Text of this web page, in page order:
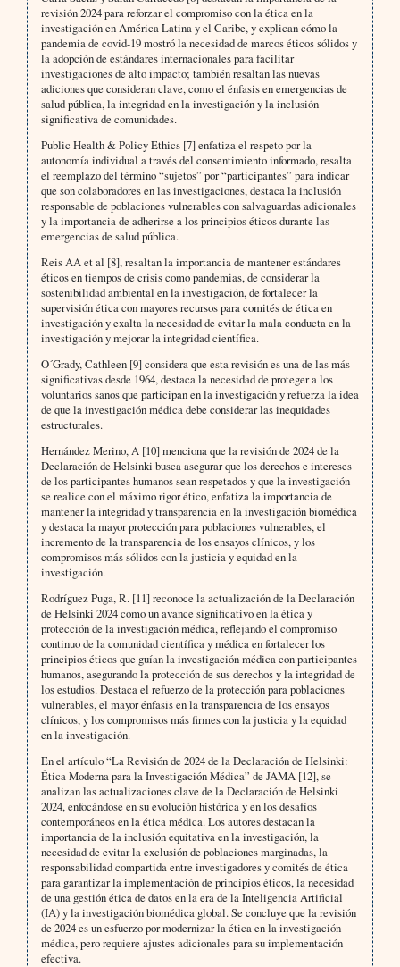
revisión 2024 para reforzar el compromiso con la ética en la
investigación en América Latina y el Caribe, y explican cómo la
pandemia de covid-19 mostró la necesidad de marcos éticos sólidos y
la adopción de estándares internacionales para facilitar
investigaciones de alto impacto; también resaltan las nuevas
adiciones que consideran clave, como el énfasis en emergencias de
salud pública, la integridad en la investigación y la inclusión
significativa de comunidades.
Public Health & Policy Ethics [7] enfatiza el respeto por la
autonomía individual a través del consentimiento informado, resalta
el reemplazo del término “sujetos” por “participantes” para indicar
que son colaboradores en las investigaciones, destaca la inclusión
responsable de poblaciones vulnerables con salvaguardas adicionales
y la importancia de adherirse a los principios éticos durante las
emergencias de salud pública.
Reis AA et al [8], resaltan la importancia de mantener estándares
éticos en tiempos de crisis como pandemias, de considerar la
sostenibilidad ambiental en la investigación, de fortalecer la
supervisión ética con mayores recursos para comités de ética en
investigación y exalta la necesidad de evitar la mala conducta en la
investigación y mejorar la integridad científica.
O´Grady, Cathleen [9] considera que esta revisión es una de las más
significativas desde 1964, destaca la necesidad de proteger a los
voluntarios sanos que participan en la investigación y refuerza la idea
de que la investigación médica debe considerar las inequidades
estructurales.
Hernández Merino, A [10] menciona que la revisión de 2024 de la
Declaración de Helsinki busca asegurar que los derechos e intereses
de los participantes humanos sean respetados y que la investigación
se realice con el máximo rigor ético, enfatiza la importancia de
mantener la integridad y transparencia en la investigación biomédica
y destaca la mayor protección para poblaciones vulnerables, el
incremento de la transparencia de los ensayos clínicos, y los
compromisos más sólidos con la justicia y equidad en la
investigación.
Rodríguez Puga, R. [11] reconoce la actualización de la Declaración
de Helsinki 2024 como un avance significativo en la ética y
protección de la investigación médica, reflejando el compromiso
continuo de la comunidad científica y médica en fortalecer los
principios éticos que guían la investigación médica con participantes
humanos, asegurando la protección de sus derechos y la integridad de
los estudios. Destaca el refuerzo de la protección para poblaciones
vulnerables, el mayor énfasis en la transparencia de los ensayos
clínicos, y los compromisos más firmes con la justicia y la equidad
en la investigación.
En el artículo “La Revisión de 2024 de la Declaración de Helsinki:
Ética Moderna para la Investigación Médica” de JAMA [12], se
analizan las actualizaciones clave de la Declaración de Helsinki
2024, enfocándose en su evolución histórica y en los desafíos
contemporáneos en la ética médica. Los autores destacan la
importancia de la inclusión equitativa en la investigación, la
necesidad de evitar la exclusión de poblaciones marginadas, la
responsabilidad compartida entre investigadores y comités de ética
para garantizar la implementación de principios éticos, la necesidad
de una gestión ética de datos en la era de la Inteligencia Artificial
(IA) y la investigación biomédica global. Se concluye que la revisión
de 2024 es un esfuerzo por modernizar la ética en la investigación
médica, pero requiere ajustes adicionales para su implementación
efectiva.